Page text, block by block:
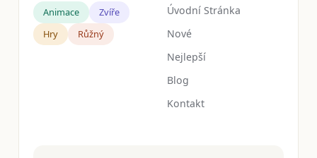
Animace
Zvíře
Hry
Růžný
Úvodní Stránka
Nové
Nejlepší
Blog
Kontakt